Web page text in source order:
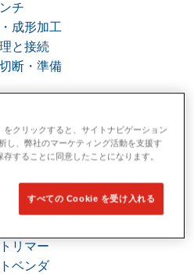
チ
成形加工
と接続
断・準備
リマー
ベンダ
をクリックすると、サイトナビゲーション
し、弊社のマーケティング活動を支援す
することに同意したことになります。
すべての Cookie を受け入れる